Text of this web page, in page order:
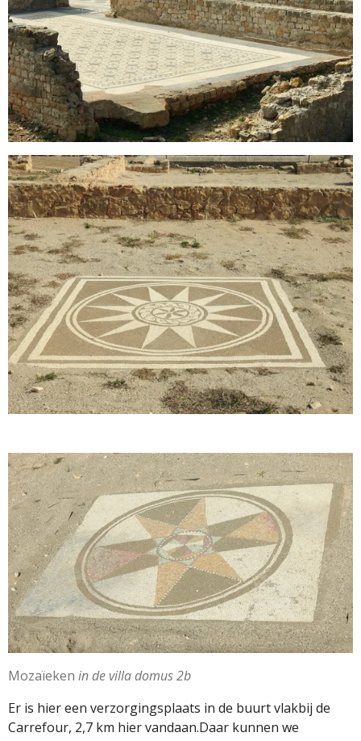
Mozaïeken in de villa domus 2b
Er is hier een verzorgingsplaats in de buurt vlakbij de
Carrefour, 2,7 km hier vandaan.Daar kunnen we